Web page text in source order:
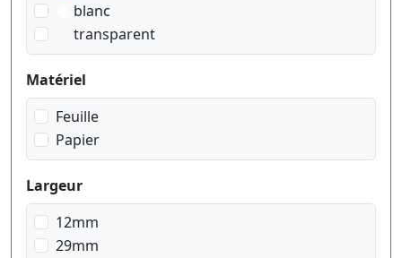
blanc
transparent
Matériel
Feuille
Papier
Largeur
12mm
29mm